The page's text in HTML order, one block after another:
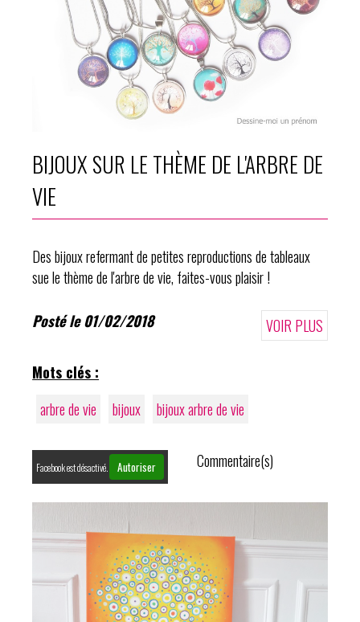
BIJOUX SUR LE THÈME DE L'ARBRE DE
VIE
Des bijoux refermant de petites reproductions de tableaux
sue le thème de l'arbre de vie, faites-vous plaisir !
Posté le 01/02/2018 VOIR PLUS
Mots clés :
arbre de vie
bijoux bijoux arbre de vie
Facebook est désactivé. Autoriser Commentaire(s)